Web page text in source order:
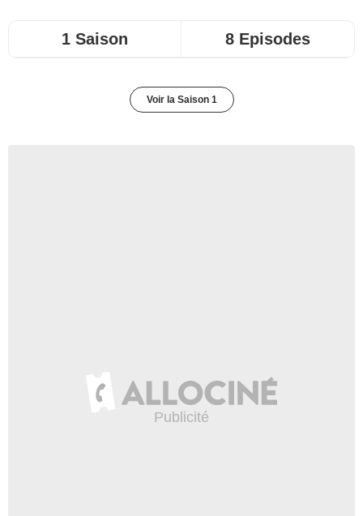
1 Saison 8 Episodes
Voir la Saison 1